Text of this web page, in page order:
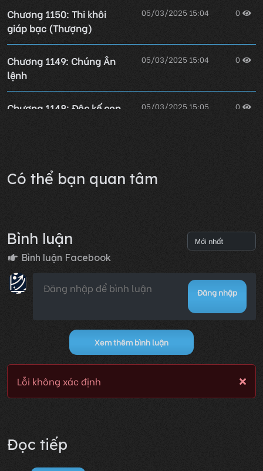
Chương 1150: Thi khôi
giáp bạc (Thượng)
05/03/2025 15:04 0
Chương 1149: Chúng Ân
lệnh
05/03/2025 15:04 0
Chương 1148: Độc kế con
05/03/2025 15:05 0
Có thể bạn quan tâm
Bình luận
Bình luận Facebook
Đăng nhập
Xem thêm bình luận
Lỗi không xác định
Đọc tiếp